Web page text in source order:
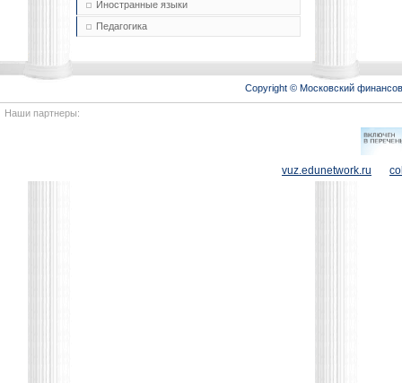
Иностранные языки
Педагогика
Copyright © Московский
Наши партнеры:
vuz.edunetwork.ru